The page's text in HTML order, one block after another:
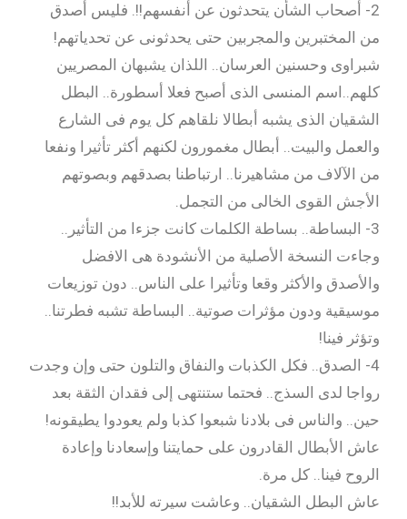
2- أصحاب الشأن يتحدثون عن أنفسهم!!. فليس أصدق
من المختبرين والمجربين حتى يحدثونى عن تحدياتهم!
شبراوى وحسنين العرسان.. اللذان يشبهان المصريين
كلهم..اسم المنسى الذى أصبح فعلا أسطورة.. البطل
الشقيان الذى يشبه أبطالا نلقاهم كل يوم فى الشارع
والعمل والبيت.. أبطال مغمورون لكنهم أكثر تأثيرا ونفعا
من الآلاف من مشاهيرنا.. ارتباطنا بصدقهم وبصوتهم
الأجش القوى الخالى من التجمل.
3- البساطة.. بساطة الكلمات كانت جزءا من التأثير..
وجاءت النسخة الأصلية من الأنشودة هى الافضل
والأصدق والأكثر وقعا وتأثيرا على الناس.. دون توزيعات
موسيقية ودون مؤثرات صوتية.. البساطة تشبه فطرتنا..
وتؤثر فينا!
4- الصدق.. فكل الكذبات والنفاق والتلون حتى وإن وجدت
رواجا لدى السذج.. فحتما ستنتهى إلى فقدان الثقة بعد
حين.. والناس فى بلادنا شبعوا كذبا ولم يعودوا يطيقونه!
عاش الأبطال القادرون على حمايتنا وإسعادنا وإعادة
الروح فينا.. كل مرة.
عاش البطل الشقيان.. وعاشت سيرته للأبد!!